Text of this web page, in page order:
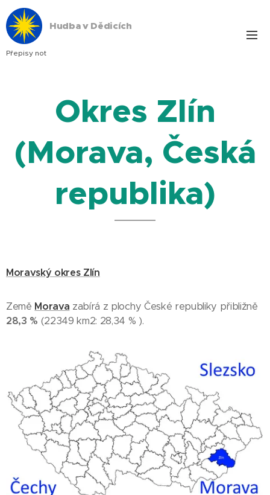
Hudba v Dědicích
Přepisy not
Okres Zlín
(Morava, Česká
republika)
Moravský okres Zlín
Země Morava zabírá z plochy České republiky přibližně
28,3 % (22349 km2: 28,34 % ).